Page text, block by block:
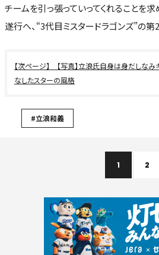
チームを引っ張っていってくれることを
遂行へ、“3代目ミスタードラゴンズ”の第
【写真】立浪氏自身は身だしな
なしたスターの風格
#立浪和義
1 2